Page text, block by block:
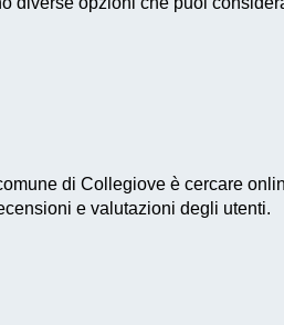
di Collegiove è cercare
e valutazioni degli utenti.